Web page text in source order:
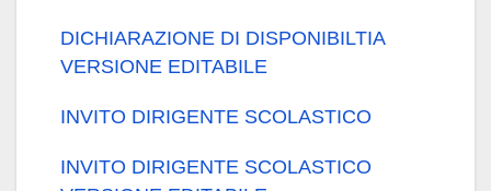
DICHIARAZIONE DI DISPONIBILTIA
VERSIONE EDITABILE
INVITO DIRIGENTE SCOLASTICO
INVITO DIRIGENTE SCOLASTICO